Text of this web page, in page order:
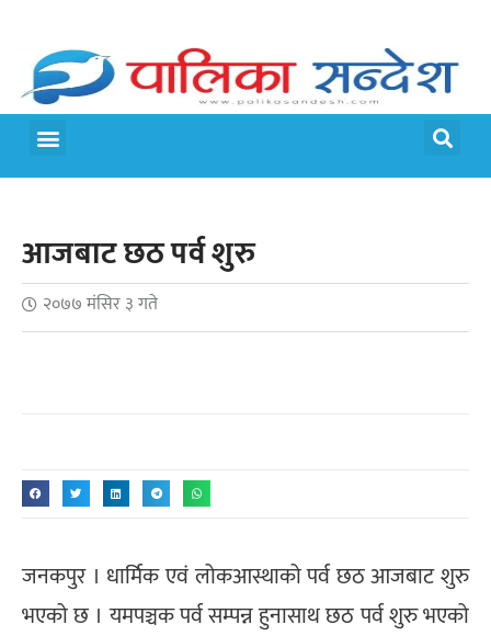
आजबाट छठ पर्व शुरु
२०७७ मंसिर ३ गते
जनकपुर । धार्मिक एवं लोकआस्थाको पर्व छठ आजबाट शुरु
भएको छ । यमपञ्चक पर्व सम्पन्न हुनासाथ छठ पर्व शुरु भएको